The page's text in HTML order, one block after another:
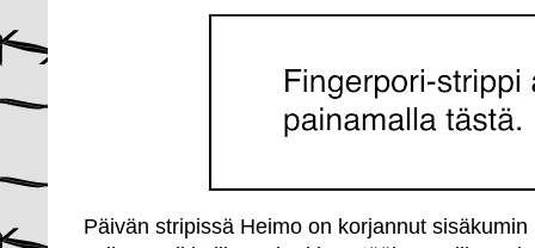
Päivän stripissä Heimo on korjannut